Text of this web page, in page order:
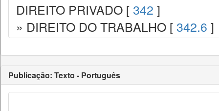
DIREITO PRIVADO [ 342 ]
» DIREITO DO TRABALHO [ 342.6 ]
Publicação: Texto - Português